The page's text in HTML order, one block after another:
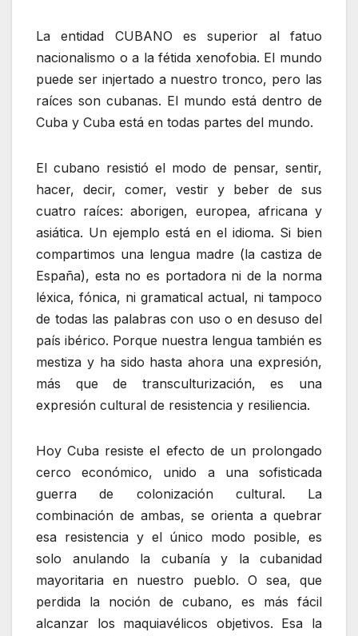
La entidad CUBANO es superior al fatuo
nacionalismo o a la fétida xenofobia. El mundo
puede ser injertado a nuestro tronco, pero las
raíces son cubanas. El mundo está dentro de
Cuba y Cuba está en todas partes del mundo.
El cubano resistió el modo de pensar, sentir,
hacer, decir, comer, vestir y beber de sus
cuatro raíces: aborigen, europea, africana y
asiática. Un ejemplo está en el idioma. Si bien
compartimos una lengua madre (la castiza de
España), esta no es portadora ni de la norma
léxica, fónica, ni gramatical actual, ni tampoco
de todas las palabras con uso o en desuso del
país ibérico. Porque nuestra lengua también es
mestiza y ha sido hasta ahora una expresión,
más que de transculturización, es una
expresión cultural de resistencia y resiliencia.
Hoy Cuba resiste el efecto de un prolongado
cerco económico, unido a una sofisticada
guerra de colonización cultural. La
combinación de ambas, se orienta a quebrar
esa resistencia y el único modo posible, es
solo anulando la cubanía y la cubanidad
mayoritaria en nuestro pueblo. O sea, que
perdida la noción de cubano, es más fácil
alcanzar los maquiavélicos objetivos. Esa la